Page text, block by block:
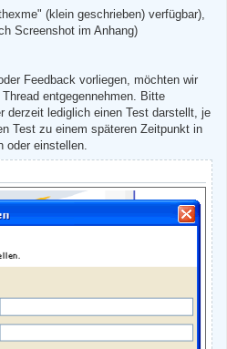
(klein geschrieben) verfügbar),
Screenshot im Anhang)
Feedback vorliegen, möchten wir
entgegennehmen. Bitte
derzeit lediglich einen Test darstellt, je
Test zu einem späteren Zeitpunkt in
oder einstellen.